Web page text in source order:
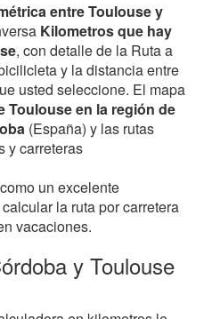
entre Toulouse y
Kilometros que hay
, con detalle de la Ruta a
y la distancia entre
usted seleccione. El mapa
Toulouse en la región de
(España) y las rutas
y carreteras
un excelente
la ruta por carretera
vacaciones.
y Toulouse